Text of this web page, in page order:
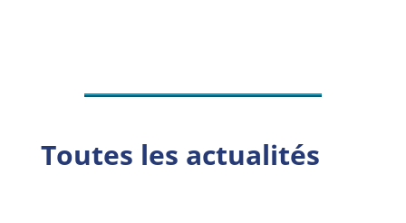
Toutes les actualités